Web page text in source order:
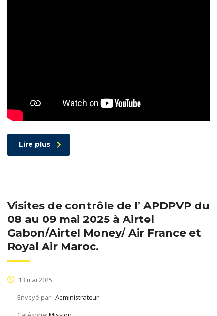
Lire plus
Visites de contrôle de l’ APDPVP du
08 au 09 mai 2025 à Airtel
Gabon/Airtel Money/ Air France et
Royal Air Maroc.
13 mai 2025
Envoyé par : Administrateur